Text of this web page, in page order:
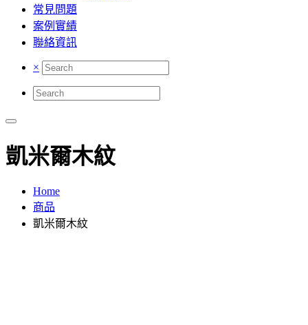
常見問題
案例實績
聯絡資訊
×
凱米爾木紋
Home
商品
凱米爾木紋